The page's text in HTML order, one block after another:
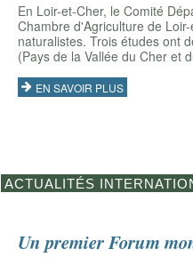
En Loir-et-Cher, le Comité
Chambre d'Agriculture de
naturalistes. Trois études ont
(Pays de la Vallée du Cher et
EN SAVOIR PLUS
ACTUALITÉS
Un premier Forum